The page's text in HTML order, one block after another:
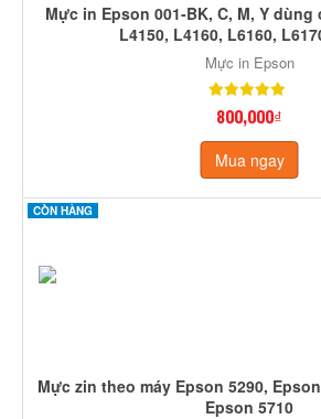
Mực in Epson 001-BK, C, M, Y
L4150, L4160, L6160,
Mực in Epson
800,000₫
Mua ngay
CÒN HÀNG
Mực zin theo máy Epson 5290,
Epson 5710